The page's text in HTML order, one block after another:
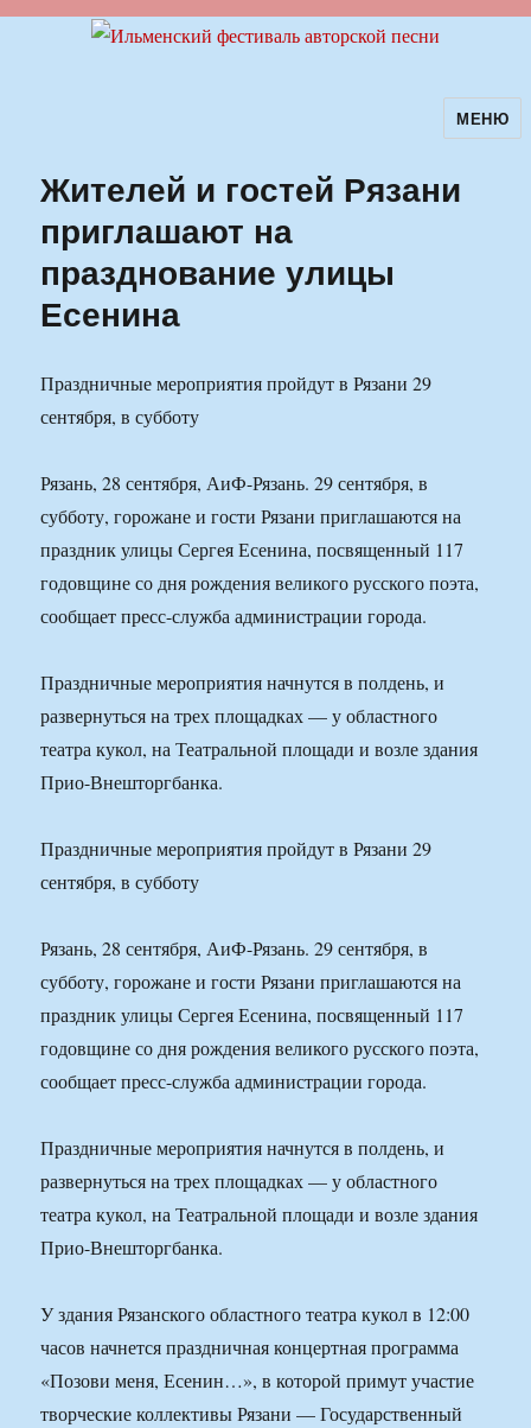
Ильменский фестиваль авторскойМЕНЮ
Жителей и гостей Рязани
приглашают на
празднование улицы
Есенина
Праздничные мероприятия пройдут в Рязани 29
сентября, в субботу
Рязань, 28 сентября, АиФ-Рязань. 29 сентября, в
субботу, горожане и гости Рязани приглашаются на
праздник улицы Сергея Есенина, посвященный 117
годовщине со дня рождения великого русского поэта,
сообщает пресс-служба администрации города.
Праздничные мероприятия начнутся в полдень, и
развернуться на трех площадках — у областного
театра кукол, на Театральной площади и возле здания
Прио-Внешторгбанка.
Праздничные мероприятия пройдут в Рязани 29
сентября, в субботу
Рязань, 28 сентября, АиФ-Рязань. 29 сентября, в
субботу, горожане и гости Рязани приглашаются на
праздник улицы Сергея Есенина, посвященный 117
годовщине со дня рождения великого русского поэта,
сообщает пресс-служба администрации города.
Праздничные мероприятия начнутся в полдень, и
развернуться на трех площадках — у областного
театра кукол, на Театральной площади и возле здания
Прио-Внешторгбанка.
У здания Рязанского областного театра кукол в 12:00
часов начнется праздничная концертная программа
«Позови меня, Есенин…», в которой примут участие
творческие коллективы Рязани — Государственный